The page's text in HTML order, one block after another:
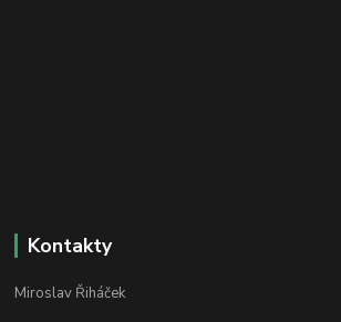
Kontakty
Miroslav Řiháček